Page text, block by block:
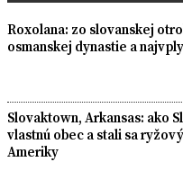
Roxolana: zo slovanskej
osmanskej dynastie a
Slovaktown, Arkansas: ako
vlastnú obec a stali sa
Ameriky